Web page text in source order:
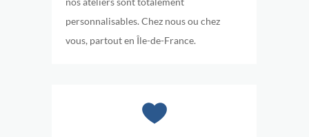
personnalisables. Chez nous ou chez
vous, partout en Île-de-France.